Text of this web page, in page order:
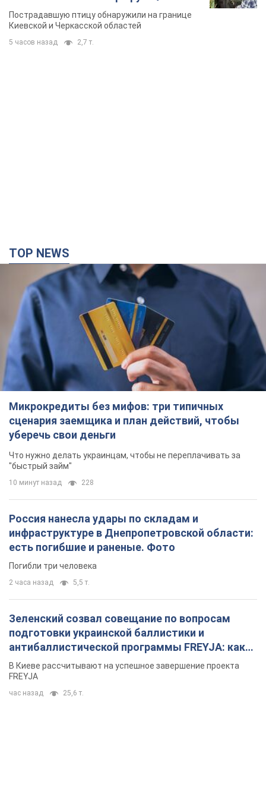
Пострадавшую птицу обнаружили на границе
Киевской и Черкасской областей
5 часов назад 2,7 т.
TOP NEWS
Микрокредиты без мифов: три типичных
сценария заемщика и план действий, чтобы
уберечь свои деньги
Что нужно делать украинцам, чтобы не переплачивать за
"быстрый займ"
10 минут назад 228
Россия нанесла удары по складам и
инфраструктуре в Днепропетровской области:
есть погибшие и раненые. Фото
Погибли три человека
2 часа назад 5,5 т.
Зеленский созвал совещание по вопросам
подготовки украинской баллистики и
антибаллистической программы FREYJA: какие
решения готовятся
В Киеве рассчитывают на успешное завершение проекта
FREYJA
час назад 25,6 т.